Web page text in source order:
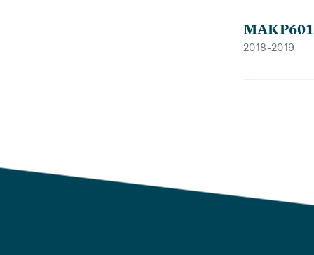
2018-2019